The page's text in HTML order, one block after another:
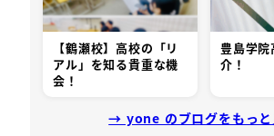
【鶴瀬校】高校の「リ
アル」を知る貴重な機
会！
豊島学院
介！
→ yone のブログをもっと